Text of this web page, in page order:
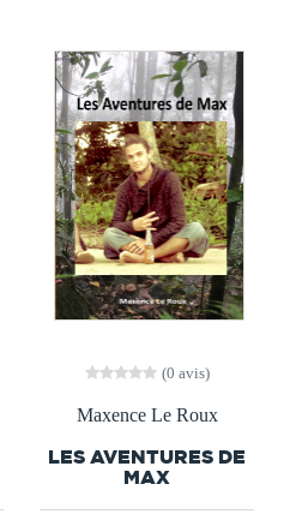
(0 avis)
Maxence Le Roux
LES AVENTURES DE
MAX